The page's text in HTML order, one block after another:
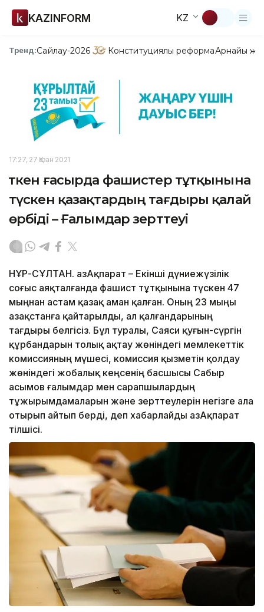
KAZINFORM KZ
Тренд:Сайлау-2026 Конституциялық реформаАрнайы
17:27, 27 Қазан 2021
Өткен ғасырда фашистер тұтқынына
түскен қазақтардың тағдыры қалай
өрбіді – Ғалымдар зерттеуі
НҰР-СҰЛТАН. ҚазАқпарат – Екінші дүниежүзілік
соғыс аяқталғанда фашист тұтқынына түскен 47
мыңнан астам қазақ аман қалған. Оның 23 мыңы
Қазақстанға қайтарылды, ал қалғандарының
тағдыры белгісіз. Бұл туралы, Саяси қуғын-сүргін
құрбандарын толық ақтау жөніндегі мемлекеттік
комиссияның мүшесі, комиссия қызметін қолдау
жөніндегі жобалық кеңсенің басшысы Сабыр
Қасымов ғалымдар мен сарапшылардың
тұжырымдамаларын және зерттеулерін негізге ала
отырып айтып берді, деп хабарлайды ҚазАқпарат
тілшісі.